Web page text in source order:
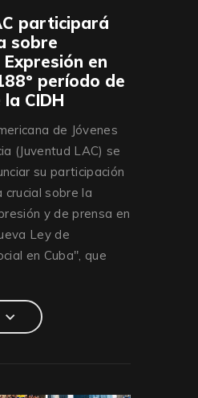
participará
sobre
en
período de
CIDH
de Jóvenes
(Juventud LAC) se
su participación
crucial sobre la
y de prensa en
Ley de
en Cuba", que